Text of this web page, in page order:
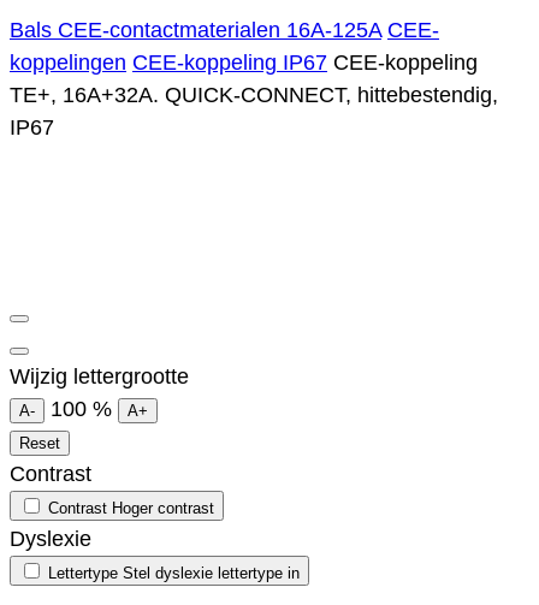
Bals CEE-contactmaterialen 16A-125A CEE-
koppelingen CEE-koppeling IP67 CEE-koppeling
TE+, 16A+32A. QUICK-CONNECT, hittebestendig,
IP67
Wijzig lettergrootte
A- 100 %
A+
Reset
Contrast
Contrast Hoger contrast
Dyslexie
Lettertype Stel dyslexie lettertype in